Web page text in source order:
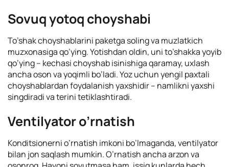
Sovuq yotoq choyshabi
To’shak choyshablarini paketga soling va muzlatkich
muzxonasiga qo’ying. Yotishdan oldin, uni to’shakka yoyib
qo’ying – kechasi choyshab isinishiga qaramay, uxlash
ancha oson va yoqimli bo’ladi. Yoz uchun yengil paxtali
choyshablardan foydalanish yaxshidir – namlikni yaxshi
singdiradi va terini tetiklashtiradi.
Ventilyator o’rnatish
Konditsionerni o’rnatish imkoni bo’lmaganda, ventilyator
bilan jon saqlash mumkin. O’rnatish ancha arzon va